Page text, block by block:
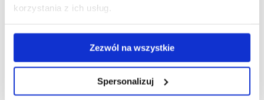
korzystania z ich usług.
Zezwól na wszystkie
Spersonalizuj
I STANDARDY WSPÓŁCZESNEJ REHABILITACJI
Koła Naukowego Energii Fizycznych Wykorzystywanych
w Fizjoterapii: Augustyn Barbara, Baj Katarzyna, Bylicki
Krzysztof, Gaweł Natalia,
opiekun koła dr Jolanta Zwolińska, Wydział Medyczny UR